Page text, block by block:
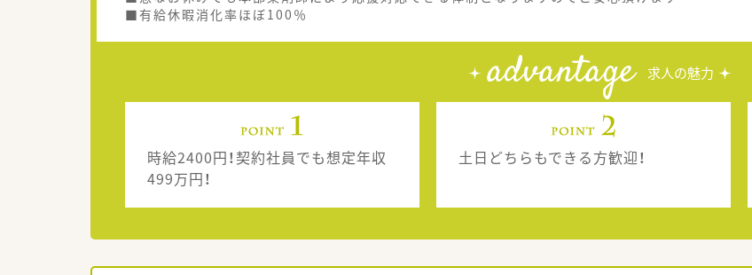
■有給休暇消化率ほぼ100％
advantage 求人の魅力
時給2400円！契約社員でも想定年収
499万円！
土日どちらもできる方歓迎！